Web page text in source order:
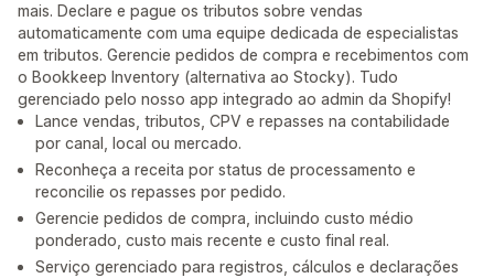
mais. Declare e pague os tributos sobre vendas
automaticamente com uma equipe dedicada de especialistas
em tributos. Gerencie pedidos de compra e recebimentos com
o Bookkeep Inventory (alternativa ao Stocky). Tudo
gerenciado pelo nosso app integrado ao admin da Shopify!
Lance vendas, tributos, CPV e repasses na contabilidade
por canal, local ou mercado.
Reconheça a receita por status de processamento e
reconcilie os repasses por pedido.
Gerencie pedidos de compra, incluindo custo médio
ponderado, custo mais recente e custo final real.
Serviço gerenciado para registros, cálculos e declarações